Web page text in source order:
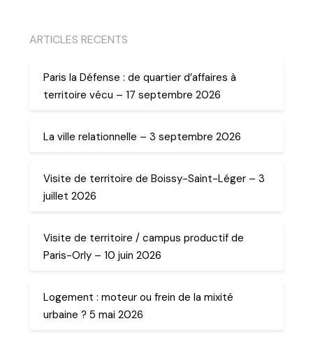
ARTICLES RECENTS
Paris la Défense : de quartier d’affaires à
territoire vécu – 17 septembre 2026
La ville relationnelle – 3 septembre 2026
Visite de territoire de Boissy-Saint-Léger – 3
juillet 2026
Visite de territoire / campus productif de
Paris-Orly – 10 juin 2026
Logement : moteur ou frein de la mixité
urbaine ? 5 mai 2026